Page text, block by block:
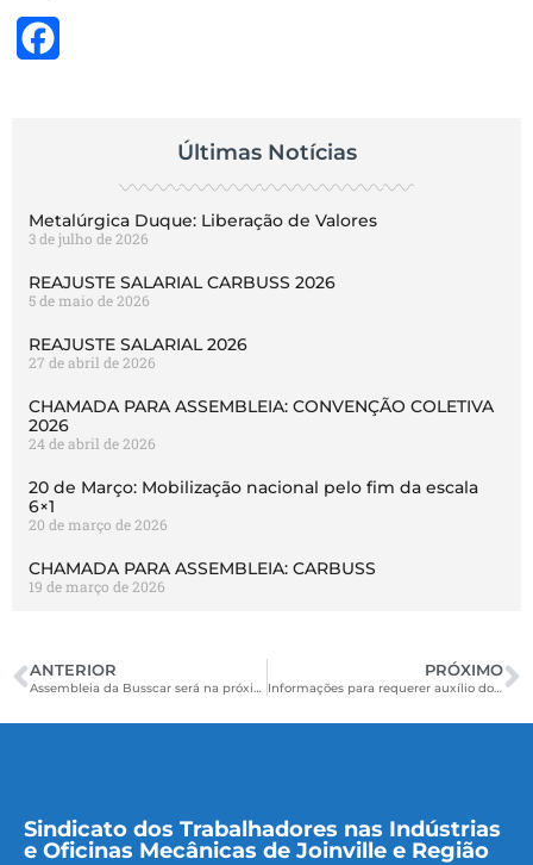
Últimas Notícias
Metalúrgica Duque: Liberação de Valores
3 de julho de 2026
REAJUSTE SALARIAL CARBUSS 2026
5 de maio de 2026
REAJUSTE SALARIAL 2026
27 de abril de 2026
CHAMADA PARA ASSEMBLEIA: CONVENÇÃO COLETIVA
2026
24 de abril de 2026
20 de Março: Mobilização nacional pelo fim da escala
6×1
20 de março de 2026
CHAMADA PARA ASSEMBLEIA: CARBUSS
19 de março de 2026
ANTERIOR
Assembleia da Busscar será na próxima terça-feira
PRÓXIMO
Informações para requerer auxílio doença com atestado médico no âmbito do Estado de Santa Catarina
Sindicato dos Trabalhadores nas Indústrias
e Oficinas Mecânicas de Joinville e Região